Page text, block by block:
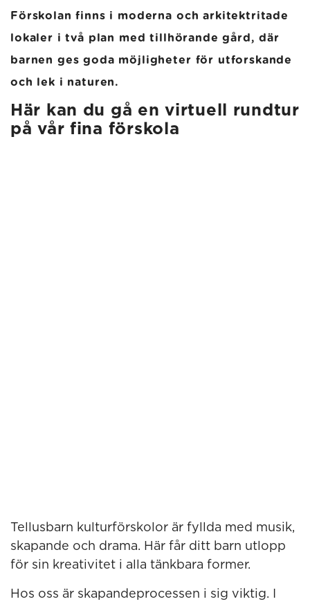
Förskolan finns i moderna och arkitektritade
lokaler i två plan med tillhörande gård, där
barnen ges goda möjligheter för utforskande
och lek i naturen.
Här kan du gå en virtuell rundtur
på vår fina förskola
Tellusbarn kulturförskolor är fyllda med musik,
skapande och drama. Här får ditt barn utlopp
för sin kreativitet i alla tänkbara former.
Hos oss är skapandeprocessen i sig viktig. I